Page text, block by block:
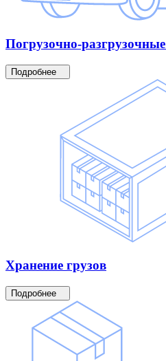
Погрузочно-разгрузочные
Подробнее
Хранение грузов
Подробнее